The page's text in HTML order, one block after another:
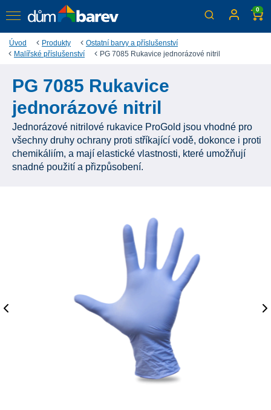
0
Úvod Produkty
Ostatní barvy a příslušenství
Malířské příslušenství
PG 7085 Rukavice jednorázové nitril
PG 7085 Rukavice
jednorázové nitril
Jednorázové nitrilové rukavice ProGold jsou vhodné pro
všechny druhy ochrany proti stříkající vodě, dokonce i proti
chemikáliím, a mají elastické vlastnosti, které umožňují
snadné použití a přizpůsobení.